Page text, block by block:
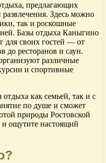
предлагающих
Здесь можно
так и роскошные
Базы отдыха Каныгино
для своих гостей — от
до ресторанов и саун.
различные
и спортивные
как семьей, так и с
по душе и сможет
природы Ростовской
ощутите настоящий